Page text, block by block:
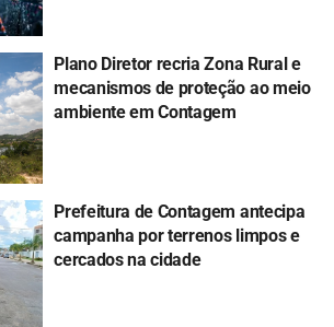
Plano Diretor recria Zona Rural e
mecanismos de proteção ao meio
ambiente em Contagem
Prefeitura de Contagem antecipa
campanha por terrenos limpos e
cercados na cidade